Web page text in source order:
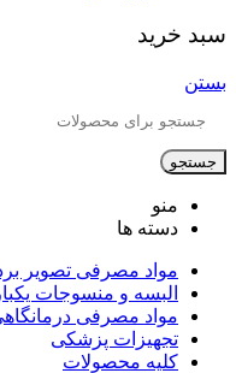
سبد خرید
بستن
جستجو
منو
دسته ها
مواد مصرفی تصویر
البسه و منسوجات
مواد مصرفی
تجهیزات پزشکی
کلیه محصولات